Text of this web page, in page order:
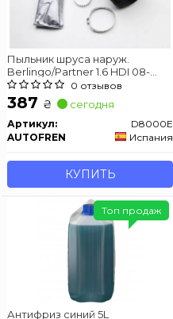
Пыльник шруса наруж.
Berlingo/Partner 1.6 HDI 08-
AUTOFREN SEINSA D8000E
0 отзывов
387 ₴ сегодня
Артикул:
D8000E
AUTOFREN
Испания
КУПИТЬ
Антифриз синий 5L
Топ продаж